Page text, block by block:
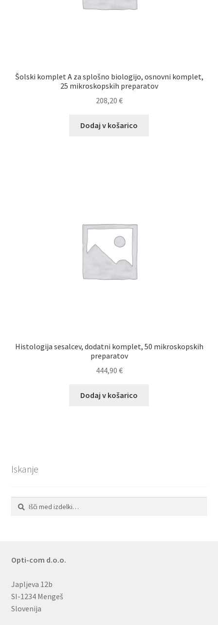
Šolski komplet A za splošno biologijo, osnovni komplet,
25 mikroskopskih preparatov
208,20 €
Dodaj v košarico
Histologija sesalcev, dodatni komplet, 50 mikroskopskih
preparatov
444,90 €
Dodaj v košarico
Iskanje
Išči:
Iskanje
Opti-com d.o.o.
Japljeva 12b
SI-1234 Mengeš
Slovenija